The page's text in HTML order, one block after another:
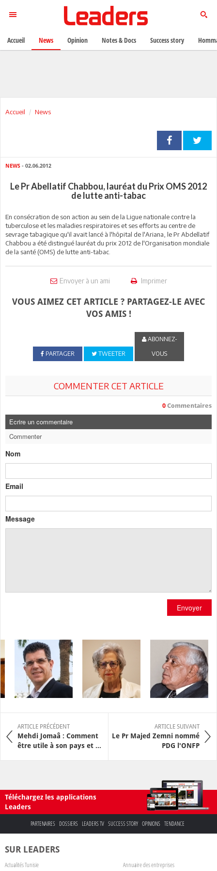
Accueil News
NEWS - 02.06.2012
Le Pr Abellatif Chabbou, lauréat du Prix OMS 2012
de lutte anti-tabac
En consécration de son action au sein de la Ligue nationale contre la
tuberculose et les maladies respiratoires et ses efforts au centre de
sevrage tabagique qu'il avait lancé à l'hôpital de l'Ariana, le Pr Abdellatif
Chabbou a été distingué lauréat du prix 2012 de l'Organisation mondiale
de la santé (OMS) de lutte anti-tabac.
Envoyer à un ami Imprimer
VOUS AIMEZ CET ARTICLE ? PARTAGEZ-LE AVEC
VOS AMIS !
PARTAGER TWEETER
ABONNEZ-
VOUS
COMMENTER CET ARTICLE
0 Commentaires
Ecrire un commentaire
Commenter
Nom
Email
Message
Envoyer
ARTICLE PRÉCÉDENT
Mehdi Jomaâ : Comment
être utile à son pays et ...
ARTICLE SUIVANT
Le Pr Majed Zemni nommé
PDG l'ONFP
Téléchargez les applications
Leaders
PARTENAIRES DOSSIERS LEADERS TV SUCCESS STORY OPINIONS TENDANCE
SUR LEADERS
Actualités Tunisie
Annuaire des entreprises
Accueil News Opinion Notes & Docs Success story